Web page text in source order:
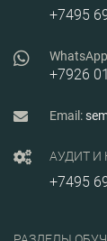
+7495
+7926
Email:
АУДИТ И
+7495